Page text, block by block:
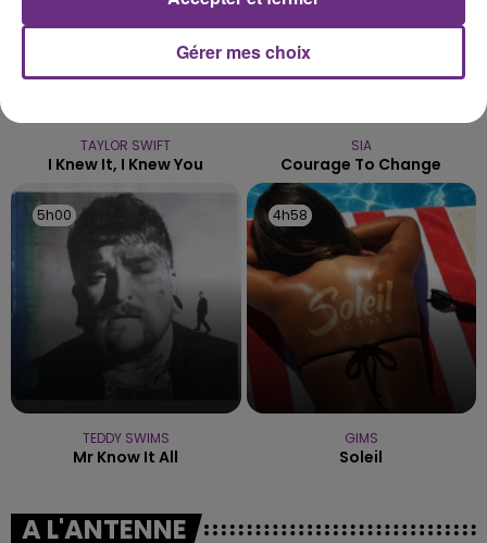
TAYLOR SWIFT
I Knew It, I Knew You
SIA
Courage To Change
5h00
5h00
TEDDY SWIMS
Mr Know It All
4h58
4h58
GIMS
Soleil
A L'ANTENNE
Gérer mes choix